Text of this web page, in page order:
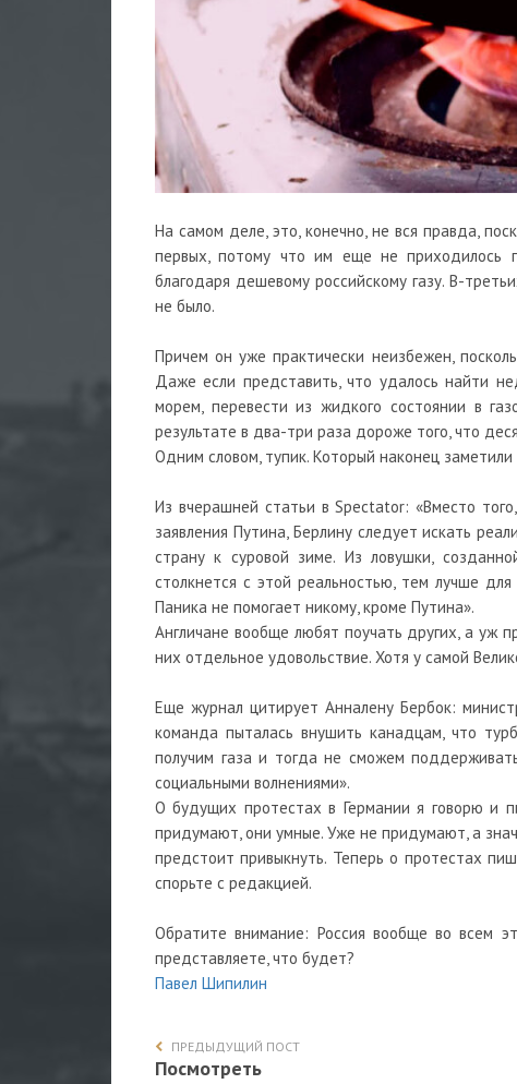
На самом деле, это, конечно, не вся правда,
первых, потому что им еще не приходилось
благодаря дешевому российскому газу. В-
не было.
Причем он уже практически неизбежен,
Даже если представить, что удалось найти
морем, перевести из жидкого состоянии в
результате в два-три раза дороже того, что
Одним словом, тупик. Который наконец
Из вчерашней статьи в Spectator: «Вместо
заявления Путина, Берлину следует искать
страну к суровой зиме. Из ловушки,
столкнется с этой реальностью, тем лучше
Паника не помогает никому, кроме Путина».
Англичане вообще любят поучать других, а уж
них отдельное удовольствие. Хотя у самой
Еще журнал цитирует Анналену Бербок:
команда пыталась внушить канадцам, что
получим газа и тогда не сможем
социальными волнениями».
О будущих протестах в Германии я говорю и
придумают, они умные. Уже не придумают, а
предстоит привыкнуть. Теперь о протестах
спорьте с редакцией.
Обратите внимание: Россия вообще во всем
представляете, что будет?
Павел Шипилин
ПРЕДЫДУЩИЙ ПОСТ
Посмотреть